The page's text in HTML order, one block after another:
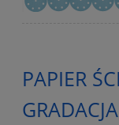
PAPIER